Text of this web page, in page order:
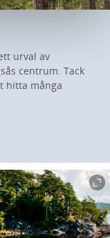
urval av
centrum. Tack
hitta många